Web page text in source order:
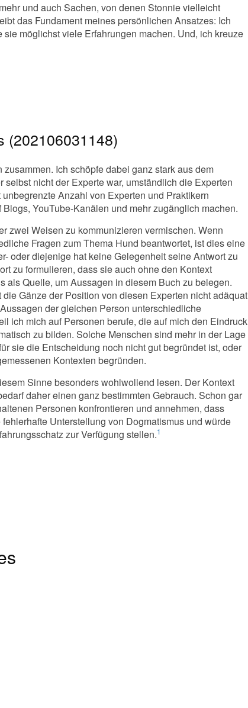
und auch Sachen, von denen Stonnie vielleicht
das Fundament meines persönlichen Ansatzes: Ich
möglichst viele Erfahrungen machen. Und, ich kreuze
(202106031148)
Ich schöpfe dabei ganz stark aus dem
nicht der Experte war, umständlich die Experten
Anzahl von Experten und Praktikern
YouTube-Kanälen und mehr zugänglich machen.
zwei Weisen zu kommunizieren vermischen. Wenn
Fragen zum Thema Hund beantwortet, ist dies eine
oder diejenige hat keine Gelegenheit seine Antwort zu
zu formulieren, dass sie auch ohne den Kontext
Quelle, um Aussagen in diesem Buch zu belegen.
Gänze der Position von diesen Experten nicht adäquat
der gleichen Person unterschiedliche
ich mich auf Personen berufe, die auf mich den Eindruck
zu bilden. Solche Menschen sind mehr in der Lage
sie die Entscheidung noch nicht gut begründet ist, oder
Kontexten begründen.
Sinne besonders wohlwollend lesen. Der Kontext
daher einen ganz bestimmten Gebrauch. Schon gar
Personen konfrontieren und annehmen, dass
Unterstellung von Dogmatismus und würde
zur Verfügung stellen.1